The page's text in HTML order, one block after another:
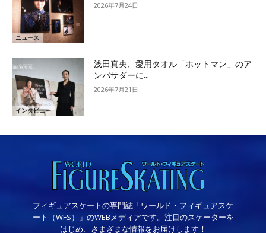
ニュース
2026年7月24日
インタビュー
浅田真央、愛用タオル「ホットマン」のア
ンバサダーに...
2026年7月21日
フィギュアスケートの専門誌「ワールド・フィギュアスケ
ート（WFS）」のWEBメディアです。注目のスケーターを
はじめ、さまざまな情報をお届けします！